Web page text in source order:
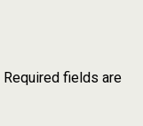
Required fields are